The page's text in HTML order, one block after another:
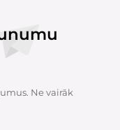
Ne vairāk